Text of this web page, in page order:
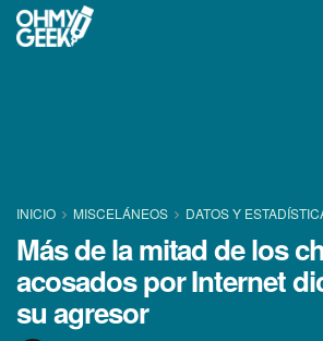
INICIO MISCELÁNEOS DATOS Y
Más de la mitad de los
acosados por Internet
su agresor